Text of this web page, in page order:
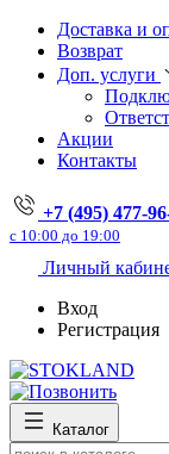
Доставка и
Возврат
Доп. услуги
Акции
Контакты
+7 (495) 477-
с 10:00 до 19:00
Личный
Вход
Регистрация
Каталог